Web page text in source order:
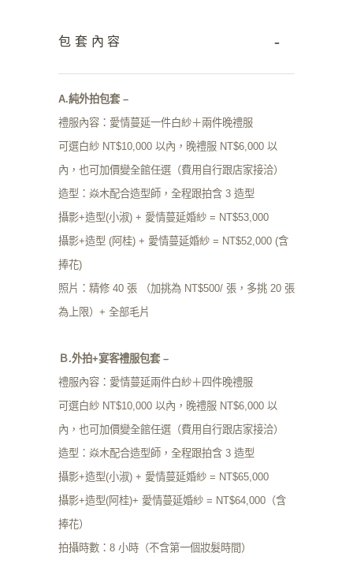
包套內容 -
A.純外拍包套 –
禮服內容：愛情蔓延一件白紗＋兩件晚禮服
可選白紗 NT$10,000 以內，晚禮服 NT$6,000 以
內，也可加價變全館任選（費用自行跟店家接洽）
造型：焱木配合造型師，全程跟拍含 3 造型
攝影+造型(小淑) + 愛情蔓延婚紗 = NT$53,000
攝影+造型 (阿桂) + 愛情蔓延婚紗 = NT$52,000 (含
捧花)
照片：精修 40 張 （加挑為 NT$500/ 張，多挑 20 張
為上限）+ 全部毛片
Ｂ.外拍+宴客禮服包套 –
禮服內容：愛情蔓延兩件白紗＋四件晚禮服
可選白紗 NT$10,000 以內，晚禮服 NT$6,000 以
內，也可加價變全館任選（費用自行跟店家接洽）
造型：焱木配合造型師，全程跟拍含 3 造型
攝影+造型(小淑) + 愛情蔓延婚紗 = NT$65,000
攝影+造型(阿桂)+ 愛情蔓延婚紗 = NT$64,000（含
捧花）
拍攝時數：8 小時（不含第一個妝髮時間）